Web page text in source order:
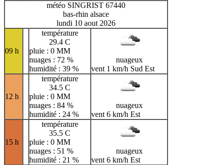
météo SINGRIST 67440
bas-rhin alsace
lundi 10 aout 2026
09 h
température
29.4 C
pluie : 0 MM
nuages : 72 %
humidité : 39 %
nuageux
vent 1 km/h Sud Est
12 h
température
34.5 C
pluie : 0 MM
nuages : 84 %
humidité : 24 %
nuageux
vent 6 km/h Est
15 h
température
35.5 C
pluie : 0 MM
nuages : 51 %
humidité : 21 %
nuageux
vent 6 km/h Est